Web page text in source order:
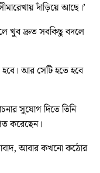
দাঁড়িয়ে আছে।’
খুব দ্রুত সবকিছু বদলে
আর সেটি হতে হবে
সুযোগ দিতে তিনি
করেছেন।
আবার কখনো কঠোর